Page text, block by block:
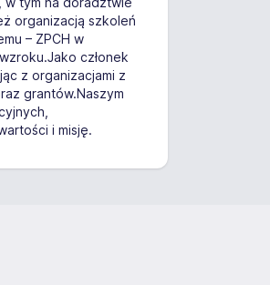
organizacją szkoleń
– ZPCH w
członek
z organizacjami z
grantów.Naszym
i misję.